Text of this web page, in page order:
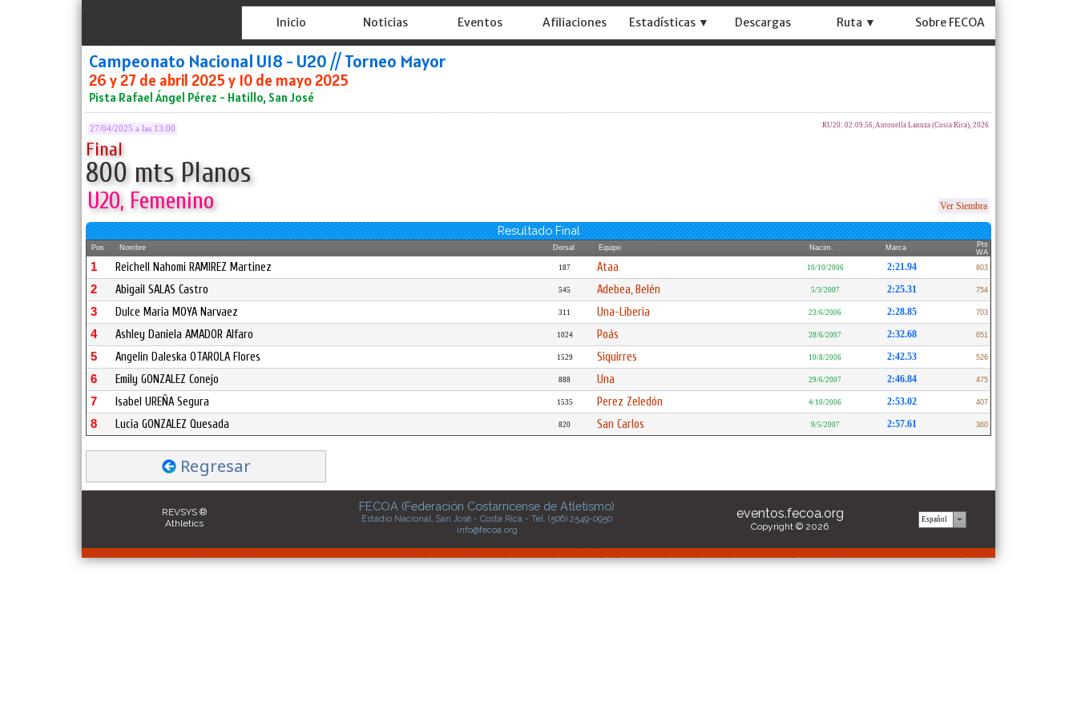
Inicio Noticias Eventos Afiliaciones Estadísticas ▼ Descargas Ruta ▼ Sobre FECOA
Campeonato Nacional U18 - U20 // Torneo Mayor
26 y 27 de abril 2025 y 10 de mayo 2025
Pista Rafael Ángel Pérez - Hatillo, San José
27/04/2025 a las 13:00 RU20: 02:09.56, Antonella Lanuza (Costa Rica), 2026
Final
800 mts Planos
U20, Femenino Ver Siembra
Resultado Final
Pos Nombre Dorsal Equipo Nacim. Marca
Pts
WA
1 Reichell Nahomi RAMIREZ Martinez 187 Ataa 10/10/2006 2:21.94 803
2 Abigail SALAS Castro 545 Adebea, Belén 5/3/2007 2:25.31 754
3 Dulce Maria MOYA Narvaez 311 Una-Liberia 23/6/2006 2:28.85 703
4 Ashley Daniela AMADOR Alfaro 1024 Poás 28/6/2007 2:32.68 651
5 Angelin Daleska OTAROLA Flores 1529 Siquirres 10/8/2006 2:42.53 526
6 Emily GONZALEZ Conejo 888 Una 29/6/2007 2:46.84 475
7 Isabel UREÑA Segura 1535 Perez Zeledón 4/10/2006 2:53.02 407
8 Lucia GONZALEZ Quesada 820 San Carlos 9/5/2007 2:57.61 360
Regresar
REVSYS ®
Athletics
FECOA (Federación Costarricense de Atletismo)
Estadio Nacional, San José - Costa Rica - Tel. (506) 2549-0950
info@fecoa.org
eventos.fecoa.org
Copyright © 2026